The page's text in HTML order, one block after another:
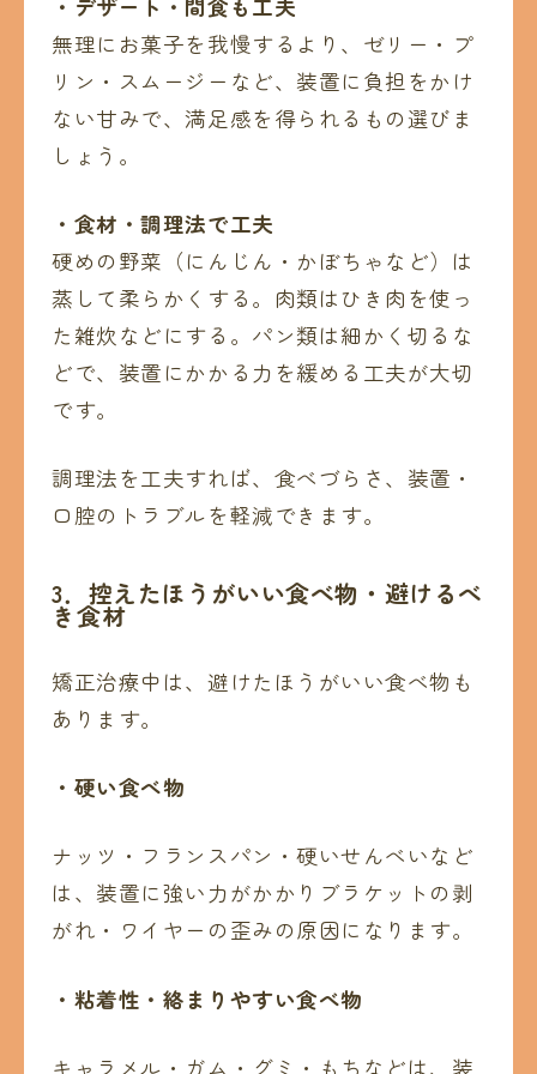
・デザート・間食も工夫
無理にお菓子を我慢するより、ゼリー・プ
リン・スムージーなど、装置に負担をかけ
ない甘みで、満足感を得られるもの選びま
しょう。
・食材・調理法で工夫
硬めの野菜（にんじん・かぼちゃなど）は
蒸して柔らかくする。肉類はひき肉を使っ
た雑炊などにする。パン類は細かく切るな
どで、装置にかかる力を緩める工夫が大切
です。
調理法を工夫すれば、食べづらさ、装置・
口腔のトラブルを軽減できます。
3．控えたほうがいい食べ物・避けるべ
き食材
矯正治療中は、避けたほうがいい食べ物も
あります。
・硬い食べ物
ナッツ・フランスパン・硬いせんべいなど
は、装置に強い力がかかりブラケットの剥
がれ・ワイヤーの歪みの原因になります。
・粘着性・絡まりやすい食べ物
キャラメル・ガム・グミ・もちなどは、装